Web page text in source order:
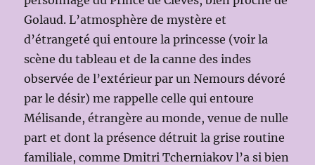
Golaud. L’atmosphère de mystère et
d’étrangeté qui entoure la princesse (voir la
scène du tableau et de la canne des indes
observée de l’extérieur par un Nemours dévoré
par le désir) me rappelle celle qui entoure
Mélisande, étrangère au monde, venue de nulle
part et dont la présence détruit la grise routine
familiale, comme Dmitri Tcherniakov l’a si bien